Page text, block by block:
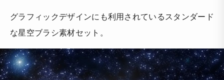
グラフィックデザインにも利用されているスタンダード
な星空ブラシ素材セット。